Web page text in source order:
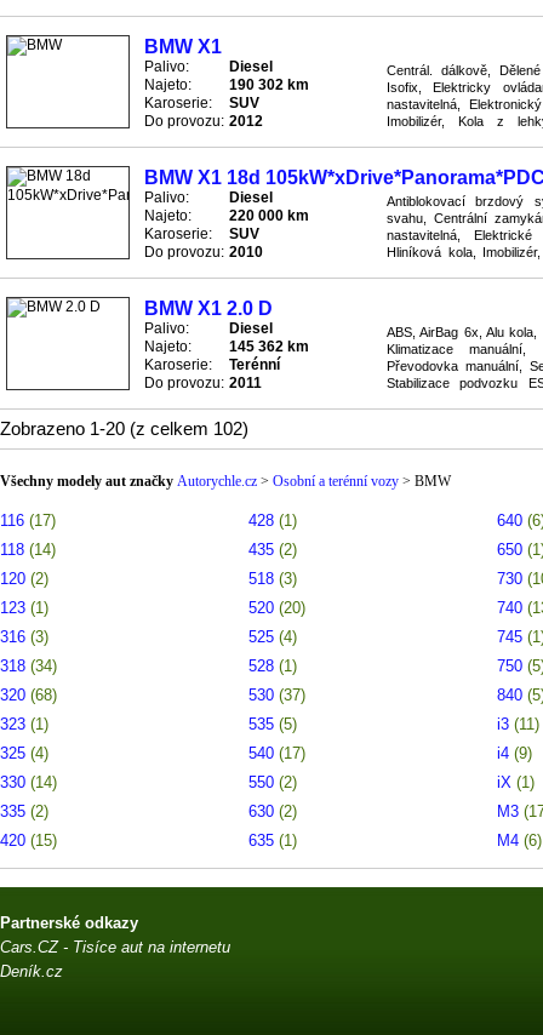
BMW X1
Palivo:
Diesel
Najeto:
190 302 km
Karoserie:
SUV
Do provozu: 2012
Centrál. dálkově,
Isofix, Elektricky
nastavitelná,
Imobilizér, Kola z
BMW X1 18d
Palivo:
Diesel
Najeto:
220 000 km
Karoserie:
SUV
Do provozu: 2010
Antiblokovací brzdový
svahu, Centrální
nastavitelná,
Hliníková kola,
BMW X1 2.0 D
Palivo:
Diesel
Najeto:
145 362 km
Karoserie:
Terénní
Do provozu: 2011
ABS, AirBag 6x, Alu
Klimatizace
Převodovka manuální,
Stabilizace podvozku
Zobrazeno 1-20 (z celkem 102)
Všechny modely aut značky Autorychle.cz > Osobní a terénní vozy > BMW
116 (17)
118 (14)
120 (2)
123 (1)
316 (3)
318 (34)
320 (68)
323 (1)
325 (4)
330 (14)
335 (2)
420 (15)
428 (1)
435 (2)
518 (3)
520 (20)
525 (4)
528 (1)
530 (37)
535 (5)
540 (17)
550 (2)
630 (2)
635 (1)
640
650
730
740
745
750
840
i3 (11)
i4 (9)
iX (1)
M3
M4 (6)
Partnerské odkazy
Cars.CZ - Tisíce aut na internetu
Deník.cz